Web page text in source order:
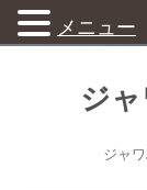
ジ
ジャ
メニュー